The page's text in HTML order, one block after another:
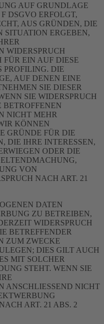
AUF GRUNDLAGE
DSGVO ERFOLGT,
AUS GRÜNDEN, DIE
SITUATION ERGEBEN,
WIDERSPRUCH
EIN AUF DIESE
PROFILING. DIE
AUF DENEN EINE
SIE DIESER
SIE WIDERSPRUCH
BETROFFENEN
NICHT MEHR
KÖNNEN
GRÜNDE FÜR DIE
DIE IHRE INTERESSEN,
ODER DIE
VON
NACH ART. 21
DATEN
ZU BETREIBEN,
WIDERSPRUCH
BETREFFENDER
ZUM ZWECKE
DIES GILT AUCH
MIT SOLCHER
STEHT. WENN SIE
ANSCHLIESSEND NICHT
ART. 21 ABS. 2